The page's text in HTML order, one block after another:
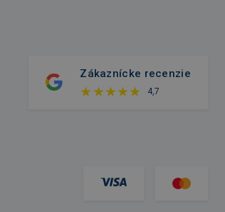
Zákaznícke recenzie
4,7